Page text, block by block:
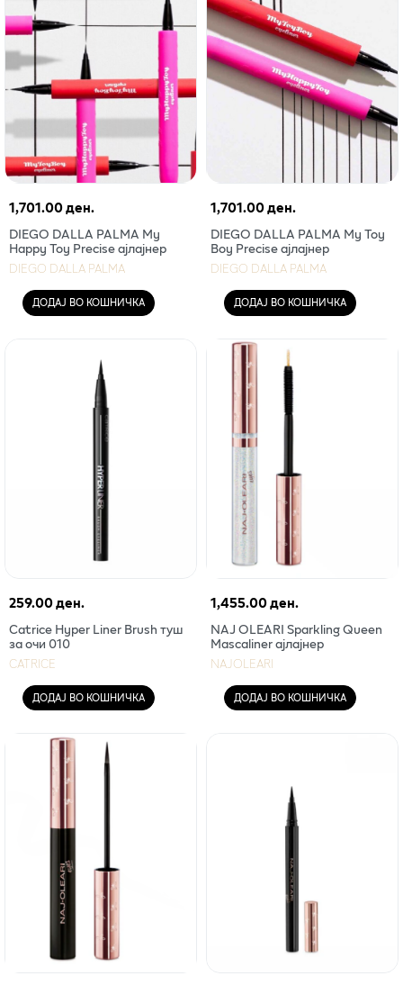
1,701.00 ден.
DIEGO DALLA PALMA My
Happy Toy Precise ајлајнер
DIEGO DALLA PALMA
ДОДАЈ ВО КОШНИЧКА
1,701.00 ден.
DIEGO DALLA PALMA My Toy
Boy Precise ајлајнер
DIEGO DALLA PALMA
ДОДАЈ ВО КОШНИЧКА
259.00 ден.
Catrice Hyper Liner Brush туш
за очи 010
CATRICE
ДОДАЈ ВО КОШНИЧКА
1,455.00 ден.
NAJ OLEARI Sparkling Queen
Mascaliner ајлајнер
NAJOLEARI
ДОДАЈ ВО КОШНИЧКА